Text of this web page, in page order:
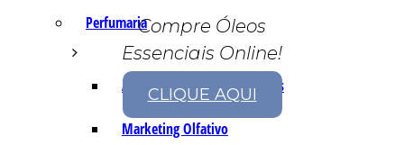
Perfumaria
As Notas e Famílias Olfativas
Marketing Olfativo
Compre Óleos
Essenciais Online!
CLIQUE AQUI